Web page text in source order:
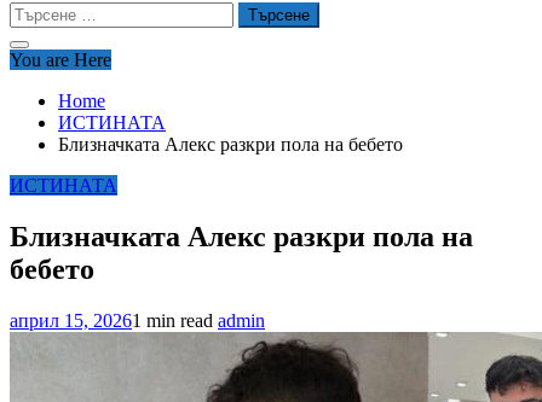
Търсене
за:
You are Here
Home
ИСТИНАТА
Близначката Алекс разкри пола на бебето
ИСТИНАТА
Близначката Алекс разкри пола на
бебето
април 15, 20261 min read admin